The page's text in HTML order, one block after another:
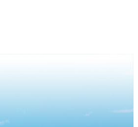
tục hành chính ngày